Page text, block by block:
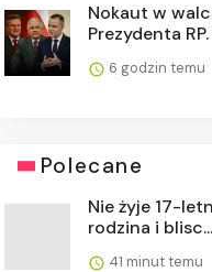
Nokaut w
Prezydenta
6 godzin temu
Polecane
Nie żyje 17-
rodzina i blisc...
41 minut temu